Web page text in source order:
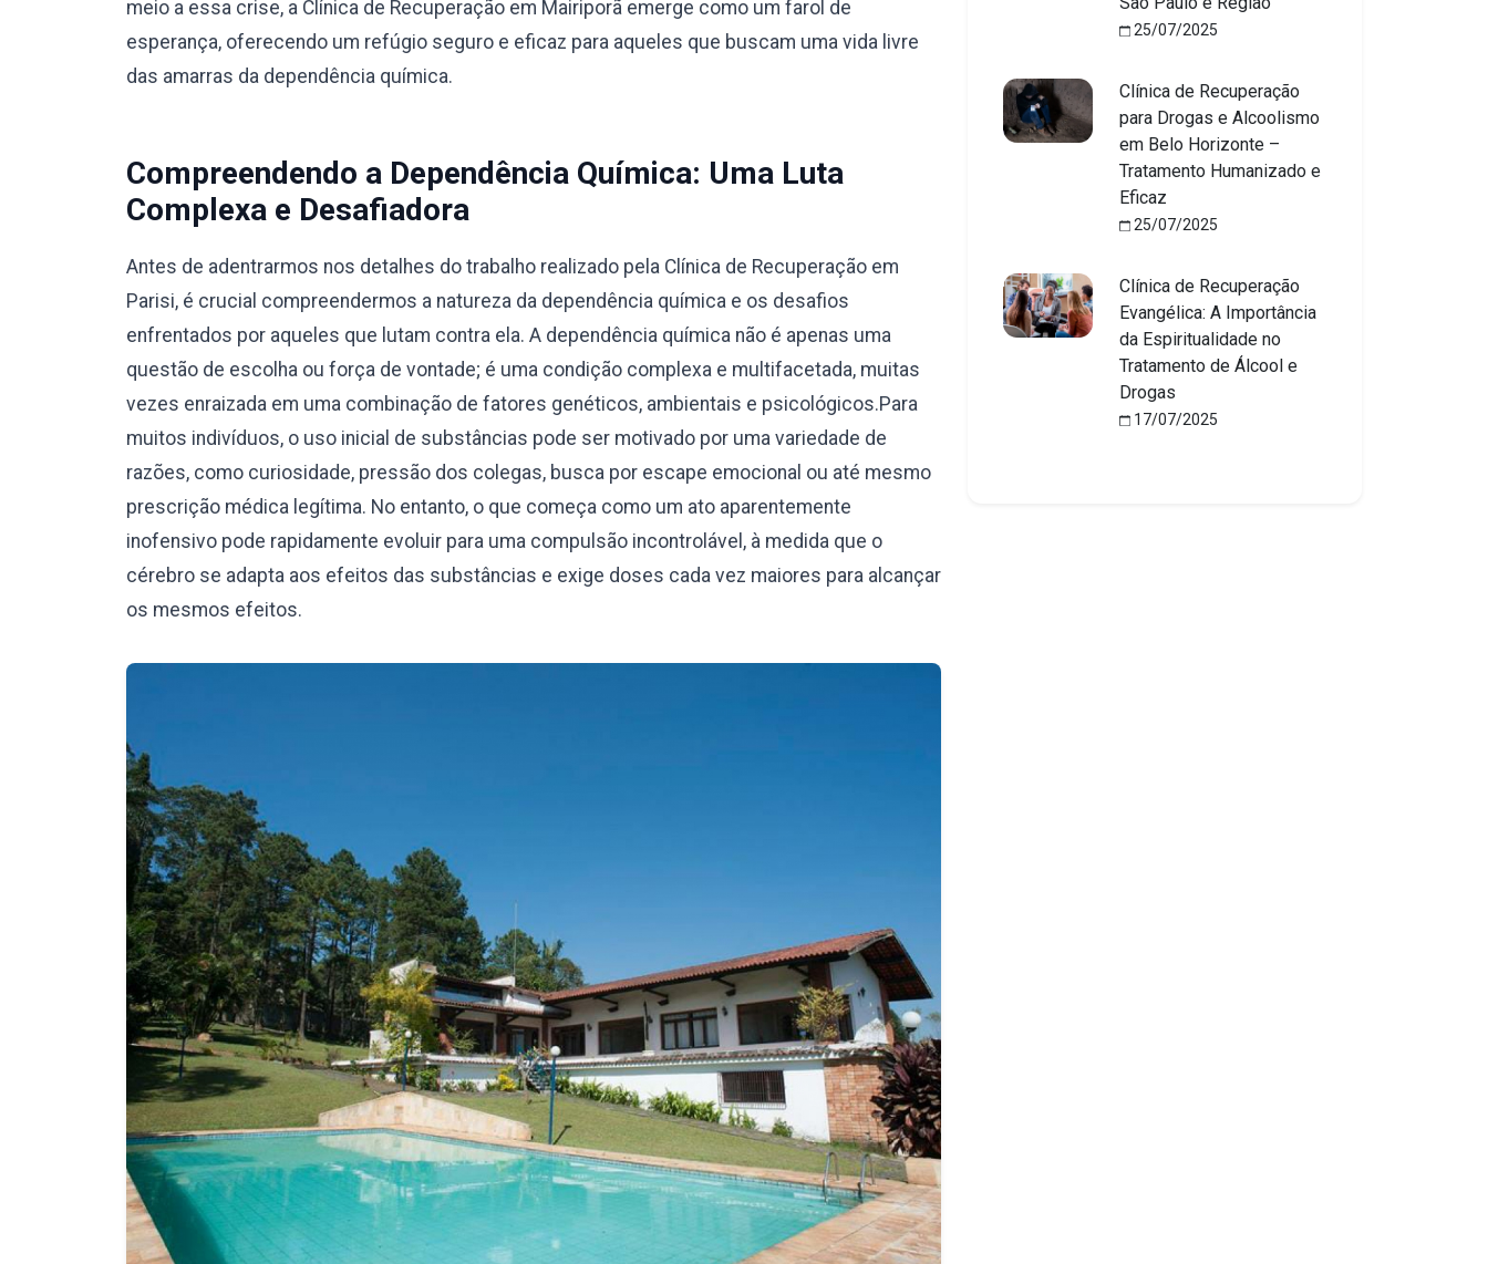
meio a essa crise, a Clínica de Recuperação em Mairiporã emerge como um farol de
esperança, oferecendo um refúgio seguro e eficaz para aqueles que buscam uma vida livre
das amarras da dependência química.
Compreendendo a Dependência Química: Uma Luta
Complexa e Desafiadora
Antes de adentrarmos nos detalhes do trabalho realizado pela Clínica de Recuperação em
Parisi, é crucial compreendermos a natureza da dependência química e os desafios
enfrentados por aqueles que lutam contra ela. A dependência química não é apenas uma
questão de escolha ou força de vontade; é uma condição complexa e multifacetada, muitas
vezes enraizada em uma combinação de fatores genéticos, ambientais e psicológicos.Para
muitos indivíduos, o uso inicial de substâncias pode ser motivado por uma variedade de
razões, como curiosidade, pressão dos colegas, busca por escape emocional ou até mesmo
prescrição médica legítima. No entanto, o que começa como um ato aparentemente
inofensivo pode rapidamente evoluir para uma compulsão incontrolável, à medida que o
cérebro se adapta aos efeitos das substâncias e exige doses cada vez maiores para alcançar
os mesmos efeitos.
25/07/2025
Clínica de Recuperação
para Drogas e Alcoolismo
em Belo Horizonte –
Tratamento Humanizado e
Eficaz
25/07/2025
Clínica de Recuperação
Evangélica: A Importância
da Espiritualidade no
Tratamento de Álcool e
Drogas
17/07/2025